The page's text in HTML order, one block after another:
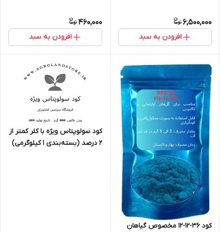
6,500,000
افزودن به سبد
460,000
افزودن به سبد
کود 36-12-12 مخصوص گیاهان
کود سولوپتاس ویژه با کلر کمتر از
2 درصد (بسته‌بندی 1 کیلوگرمی)